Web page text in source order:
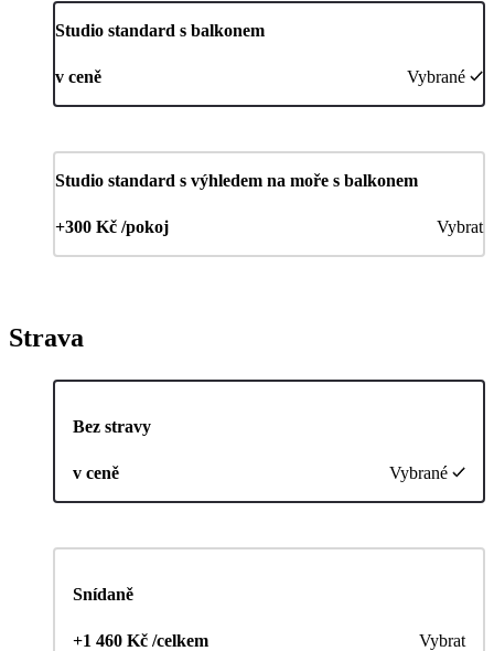
Studio standard s balkonem
v ceně Vybrané
Studio standard s výhledem na moře s balkonem
+300 Kč /pokoj Vybrat
Strava
Bez stravy
v ceně Vybrané
Snídaně
+1 460 Kč /celkem Vybrat